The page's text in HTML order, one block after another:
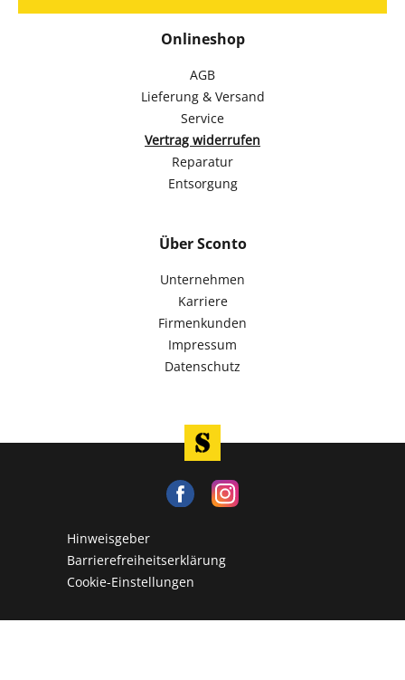
Onlineshop
AGB
Lieferung & Versand
Service
Vertrag widerrufen
Reparatur
Entsorgung
Über Sconto
Unternehmen
Karriere
Firmenkunden
Impressum
Datenschutz
Hinweisgeber
Barrierefreiheitserklärung
Cookie-Einstellungen